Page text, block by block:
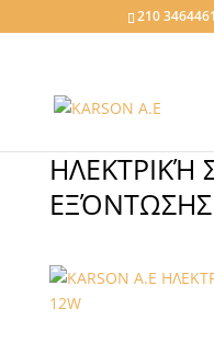
210 3464461
ΗΛΕΚΤΡΙΚΉ
ΕΞΌΝΤΩΣΗΣ